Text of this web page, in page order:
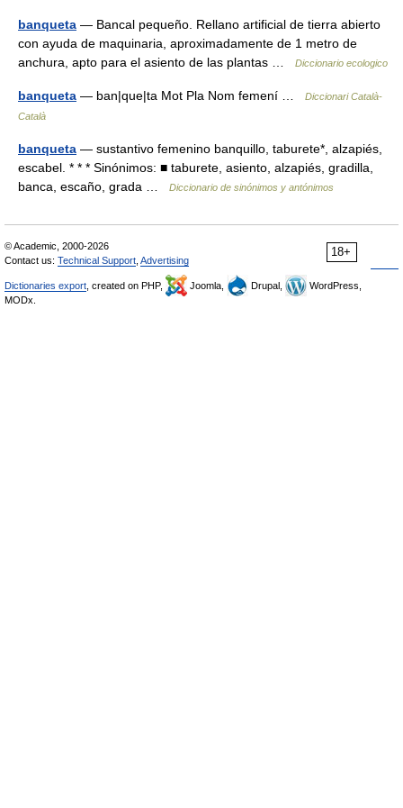
banqueta — Bancal pequeño. Rellano artificial de tierra abierto
con ayuda de maquinaria, aproximadamente de 1 metro de
anchura, apto para el asiento de las plantas …
Diccionario ecologico
banqueta — ban|que|ta Mot Pla Nom femení …
Diccionari Català-
Català
banqueta — sustantivo femenino banquillo, taburete*, alzapiés,
escabel. * * * Sinónimos: ■ taburete, asiento, alzapiés, gradilla,
banca, escaño, grada …
Diccionario de sinónimos y antónimos
18+
© Academic, 2000-2026
Contact us: Technical Support Advertising
Dictionaries export , created on PHP, Joomla, Drupal,
WordPress,
MODx.